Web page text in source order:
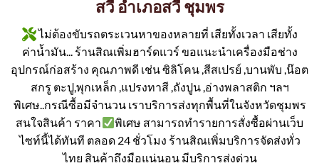
สวี อำเภอสวี ชุมพร
ไม่ต้องขับรถตระเวนหาของหลายที่ เสียทั้งเวลา เสียทั้ง
ค่าน้ำมัน... ร้านสิณเพิ่มฮาร์ดแวร์ ขอแนะนำเครื่องมือช่าง
อุปกรณ์ก่อสร้าง คุณภาพดี เช่น ซิลิโคน ,สีสเปรย์ ,บานพับ ,น๊อต
สกรู ตะปู,พุกเหล็ก ,แปรงทาสี ,ถังปูน ,อ่างพลาสติก ฯลฯ
พิเศษ..กรณีซื้อมีจำนวน เราบริการส่งทุกพื้นที่ในจังหวัดชุมพร
สนใจสินค้า ราคา
พิเศษ สามารถทำรายการสั่งซื้อผ่านเว็บ
ไซท์นี้ได้ทันที ตลอด 24 ชั่วโมง ร้านสิณเพิ่มบริการจัดส่งทั่ว
ไทย สินค้าถึงมือแน่นอน มีบริการส่งด่วน